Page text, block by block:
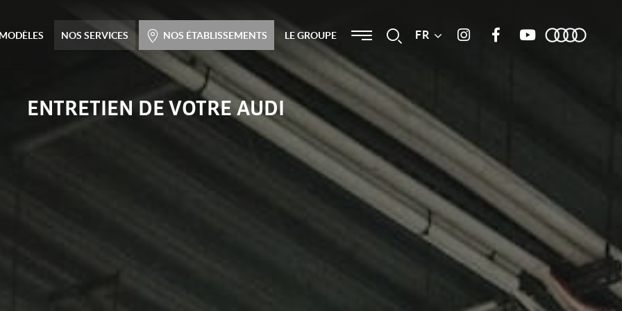
Passer
au
contenu
Menu principal
NOS SERVICES NOS ÉTABLISSEMENTS LE GROUPE Menu
RechercheFR
ENTRETIEN DE VOTRE AUDI